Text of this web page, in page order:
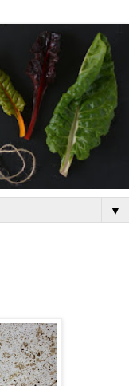
▼